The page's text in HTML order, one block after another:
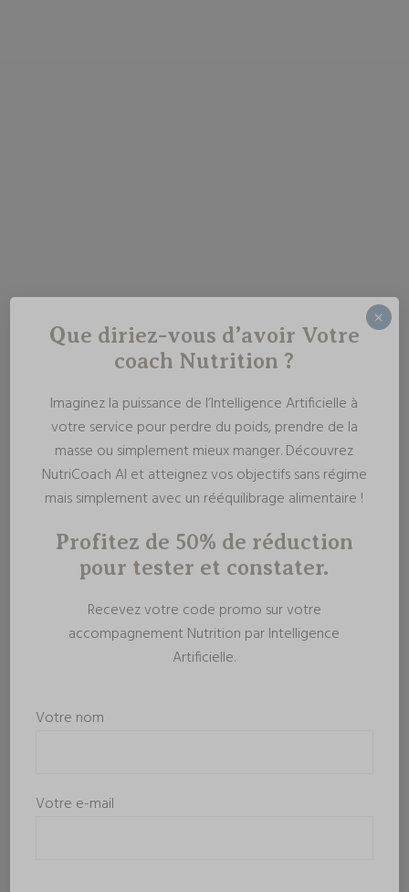
Que diriez-vous d’avoir Votre
coach Nutrition ?
Imaginez la puissance de l’Intelligence Artificielle à
votre service pour perdre du poids, prendre de la
masse ou simplement mieux manger. Découvrez
NutriCoach AI et atteignez vos objectifs sans régime
mais simplement avec un rééquilibrage alimentaire !
Profitez de 50% de réduction
pour tester et constater.
Recevez votre code promo sur votre
accompagnement Nutrition par Intelligence
Artificielle.
Votre nom
Votre e-mail
×